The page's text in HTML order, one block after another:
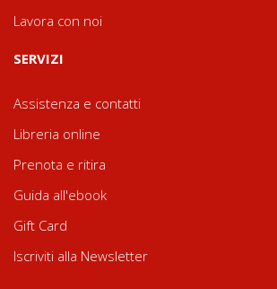
Lavora con noi
SERVIZI
Assistenza e contatti
Libreria online
Prenota e ritira
Guida all'ebook
Gift Card
Iscriviti alla Newsletter